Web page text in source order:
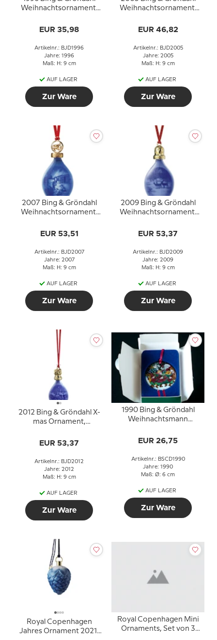
Weihnachtsornament,
EUR 35,98
Artikelnr.: BJD1996
Jahre: 1996
Maß: H: 9 cm
AUF LAGER
Zur Ware
Weihnachtsornament,
EUR 46,82
Artikelnr.: BJD2005
Jahre: 2005
Maß: H: 9 cm
AUF LAGER
Zur Ware
2007 Bing & Gröndahl
Weihnachtsornament,
Weihnachten auf dem
EUR 53,51
Artikelnr.: BJD2007
Jahre: 2007
Maß: H: 9 cm
AUF LAGER
Zur Ware
2009 Bing & Gröndahl
Weihnachtsornament,
Weihnachten im Wald
EUR 53,37
Artikelnr.: BJD2009
Jahre: 2009
Maß: H: 9 cm
AUF LAGER
Zur Ware
2012 Bing & Gröndahl X-
mas Ornament,
Besuch vom
EUR 53,37
Artikelnr.: BJD2012
Jahre: 2012
Maß: H: 9 cm
AUF LAGER
Zur Ware
1990 Bing & Gröndahl
Weihnachtsmann
EUR 26,75
Artikelnr.: BSCD1990
Jahre: 1990
Maß: Ø: 6 cm
AUF LAGER
Zur Ware
Royal Copenhagen
Jahres Ornament 2021,
Royal Copenhagen Mini
Ornaments, Set von 3